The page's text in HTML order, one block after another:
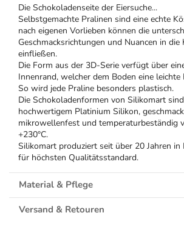
Die Schokoladenseite der Eiersuche...
Selbstgemachte Pralinen sind eine echte
nach eigenen Vorlieben können die
Geschmacksrichtungen und Nuancen in die
einfließen.
Die Form aus der 3D-Serie verfügt über
Innenrand, welcher dem Boden eine
So wird jede Praline besonders plastisch.
Die Schokoladenformen von Silikomart
hochwertigem Platinium Silikon,
mikrowellenfest und temperaturbeständig
+230°C.
Silikomart produziert seit über 20 Jahren
für höchsten Qualitätsstandard.
Material & Pflege
Versand & Retouren